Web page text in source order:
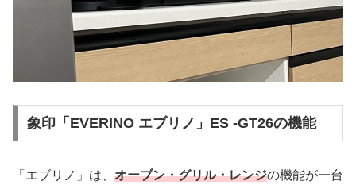
象印「EVERINO エブリノ」ES -GT26の機能
「エブリノ」は、 オーブン・グリル・レンジの機能が一台